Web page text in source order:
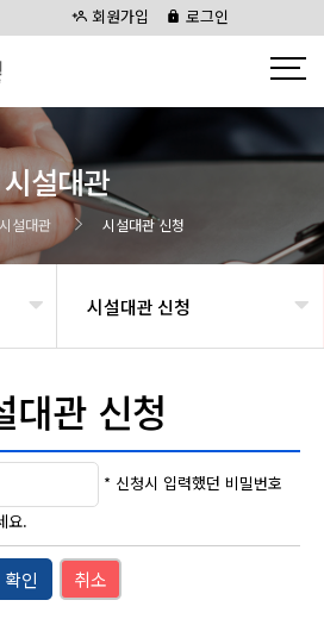
회원가입 로그인
시설대관
시설대관 시설대관 신청
시설대관 신청
대관 신청
* 신청시 입력했던 비밀번호
요.
확인 취소